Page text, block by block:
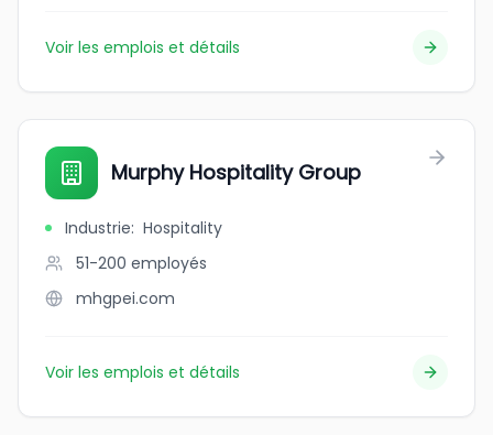
Voir les emplois et détails
Murphy Hospitality Group
Industrie: Hospitality
51-200 employés
mhgpei.com
Voir les emplois et détails